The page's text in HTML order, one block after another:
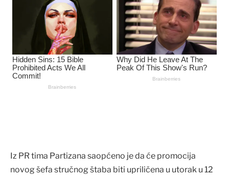
Iz PR tima Partizana saopćeno je da će promocija
novog šefa stručnog štaba biti upriličena u utorak u 12